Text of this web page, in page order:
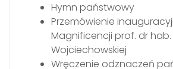
Hymn państwowy
Przemówienie
Magnificencji prof. dr
Wojciechowskiej
Wręczenie odznaczeń